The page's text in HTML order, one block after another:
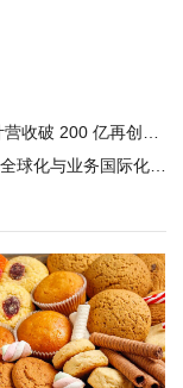
破 200 亿再创新高
与业务国际化新征程